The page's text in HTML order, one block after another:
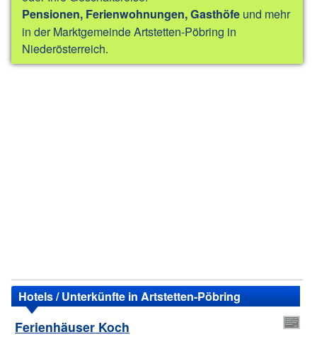
Pensionen, Ferienwohnungen, Gasthöfe und mehr
in der Marktgemeinde Artstetten-Pöbring in
Niederösterreich.
Hotels / Unterkünfte in Artstetten-Pöbring
Ferienhäuser Koch